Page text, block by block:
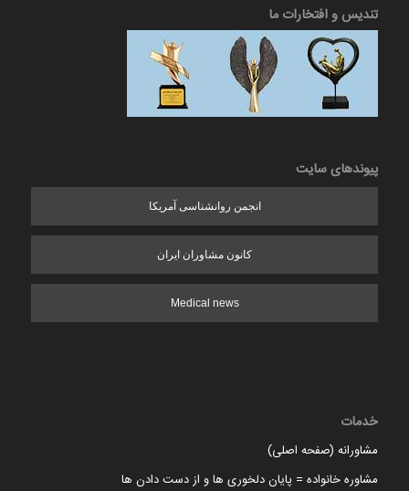
تندیس و افتخارات ما
پیوندهای سایت
انجمن روانشناسی آمریکا
کانون مشاوران ایران
Medical news
خدمات
مشاورانه (صفحه اصلی)
مشاوره خانواده = پایان دلخوری ها و از دست دادن ها